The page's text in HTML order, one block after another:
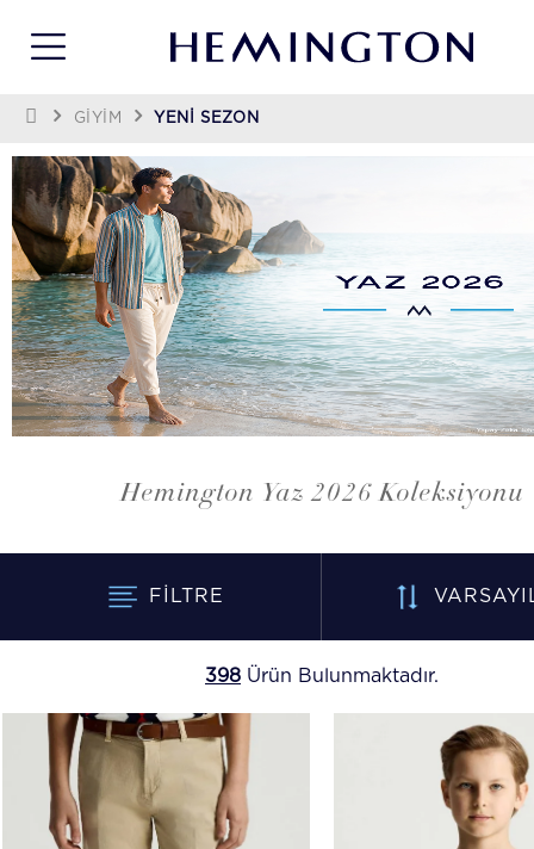
GİYİM YENI SEZON
Hemington Yaz 2026 Koleksiyonu
FILTRE
398 Ürün Bulunmaktadır.